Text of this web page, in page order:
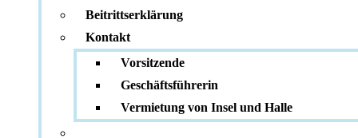
Beitrittserklärung
Kontakt
Vorsitzende
Geschäftsführerin
Vermietung von Insel und Halle